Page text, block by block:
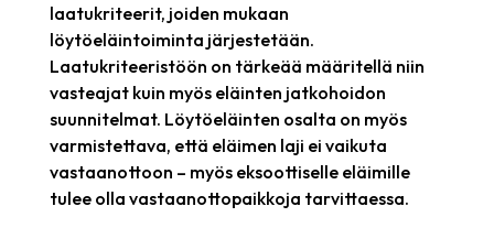
laatukriteerit, joiden mukaan
löytöeläintoiminta järjestetään.
Laatukriteeristöön on tärkeää määritellä niin
vasteajat kuin myös eläinten jatkohoidon
suunnitelmat. Löytöeläinten osalta on myös
varmistettava, että eläimen laji ei vaikuta
vastaanottoon – myös eksoottiselle eläimille
tulee olla vastaanottopaikkoja tarvittaessa.